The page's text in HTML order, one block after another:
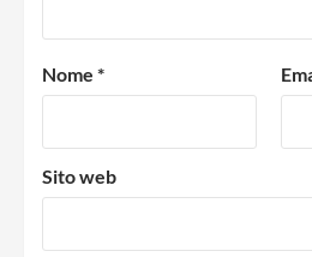
Nome *
Sito web